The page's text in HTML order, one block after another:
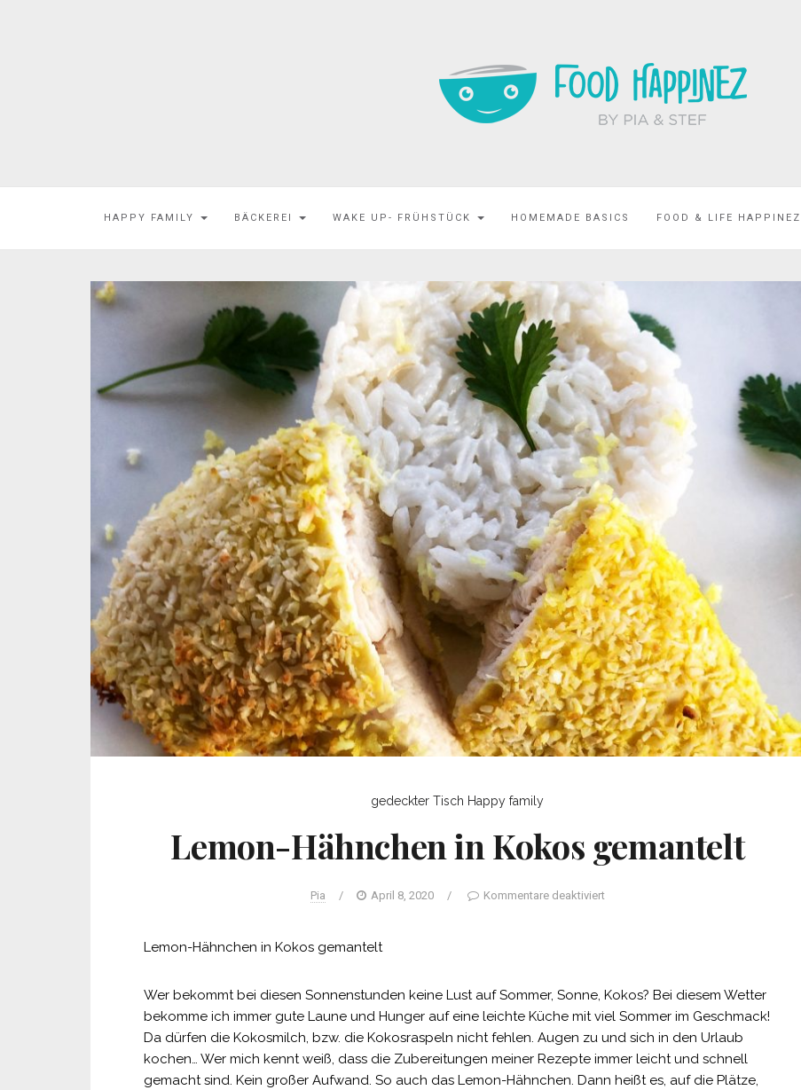
HAPPY FAMILY BÄCKEREI WAKE UP- FRÜHSTÜCK HOMEMADE BASICS FOOD & LIFE HAPPINEZ
gedeckter Tisch Happy family
Lemon-Hähnchen in Kokos gemantelt
Pia / April 8, 2020 / Kommentare deaktiviert
Lemon-Hähnchen in Kokos gemantelt
Wer bekommt bei diesen Sonnenstunden keine Lust auf Sommer, Sonne, Kokos? Bei diesem Wetter
bekomme ich immer gute Laune und Hunger auf eine leichte Küche mit viel Sommer im Geschmack!
Da dürfen die Kokosmilch, bzw. die Kokosraspeln nicht fehlen. Augen zu und sich in den Urlaub
kochen… Wer mich kennt weiß, dass die Zubereitungen meiner Rezepte immer leicht und schnell
gemacht sind. Kein großer Aufwand. So auch das Lemon-Hähnchen. Dann heißt es, auf die Plätze,